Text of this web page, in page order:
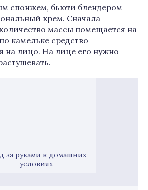
спонжем, бьюти блендером
крем. Сначала
массы помещается на
камельке средство
на лицо. На лице его нужно
за руками в домашних
условиях